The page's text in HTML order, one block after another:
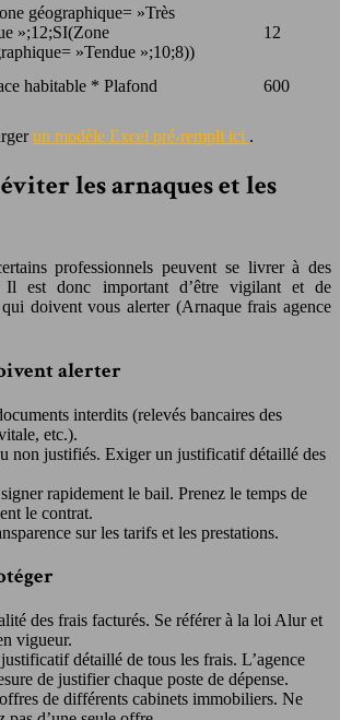
géographique= »Très
»;12;SI(Zone
»Tendue »;10;8))
12
habitable * Plafond 600
un modèle Excel pré-rempli ici .
les arnaques et les
professionnels peuvent se livrer à des
Il est donc important d’être vigilant et de
doivent vous alerter (Arnaque frais agence
alerter
interdits (relevés bancaires des
etc.).
non justifiés. Exiger un justificatif détaillé des
rapidement le bail. Prenez le temps de
le contrat.
sur les tarifs et les prestations.
des frais facturés. Se référer à la loi Alur et
vigueur.
détaillé de tous les frais. L’agence
de justifier chaque poste de dépense.
de différents cabinets immobiliers. Ne